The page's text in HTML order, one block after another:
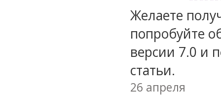
Желаете
попробуйте
версии 7.0 и
статьи.
26 апреля